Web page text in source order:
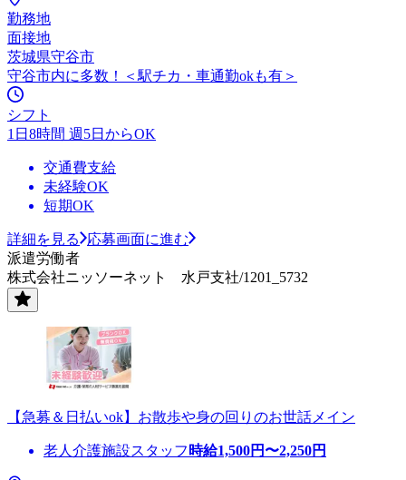
勤務地
面接地
茨城県守谷市
守谷市内に多数！＜駅チカ・車通勤okも有＞
シフト
1日8時間 週5日からOK
交通費支給
未経験OK
短期OK
詳細を見る
応募画面に進む
派遣労働者
株式会社ニッソーネット 水戸支社/1201_5732
【急募＆日払いok】お散歩や身の回りのお世話メイン
老人介護施設スタッフ 時給1,500円〜2,250円